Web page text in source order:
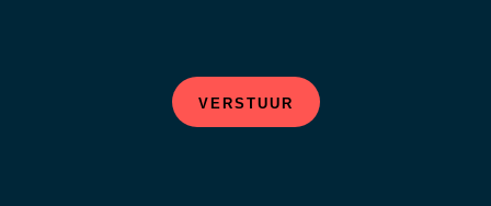
VERSTUUR